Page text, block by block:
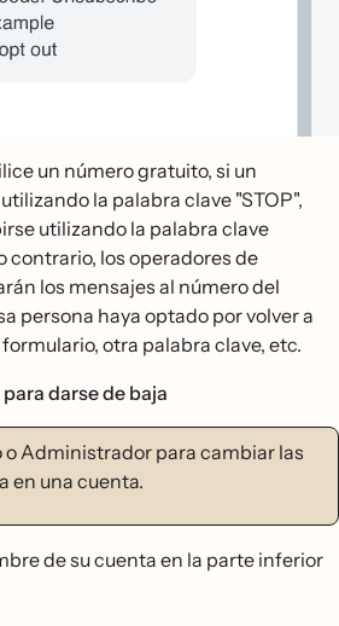
un número gratuito, si un
la palabra clave "STOP",
utilizando la palabra clave
contrario, los operadores de
los mensajes al número del
persona haya optado por volver a
otra palabra clave, etc.
darse de baja
o Administrador para cambiar las
en una cuenta.
de su cuenta en la parte inferior